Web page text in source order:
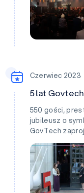
Czerwiec 2023
5 lat Govtech
550 gości,
jubileusz o
GovTech